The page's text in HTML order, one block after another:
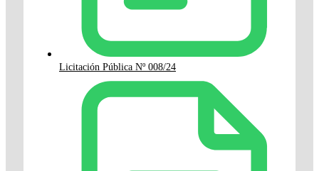
Licitación Pública Nº 008/24